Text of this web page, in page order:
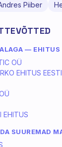
Piiber
— EHITUS
OÜ
EHITUS EESTI
EHITUS
SUUREMAD